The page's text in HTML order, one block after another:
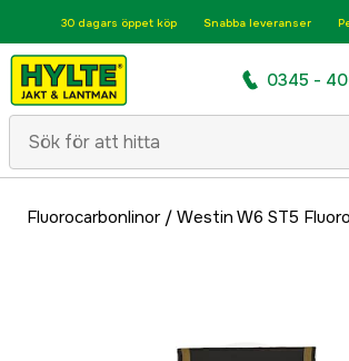
30 dagars öppet köp Snabba leveranser
0345 -
Fluorocarbonlinor/ Westin W6 ST5